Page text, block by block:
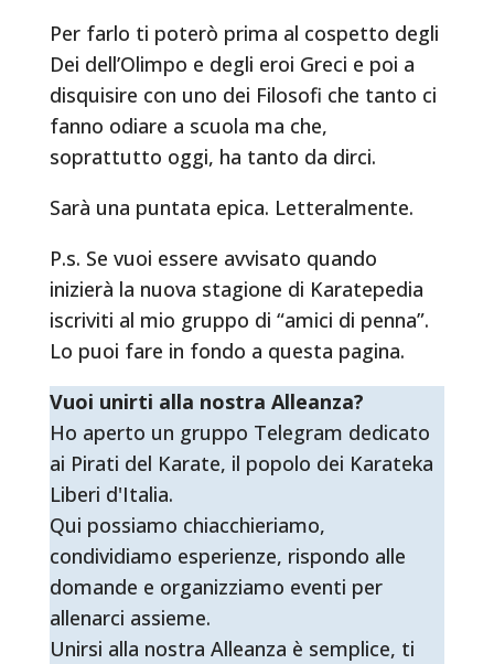
Per farlo ti poterò prima al cospetto degli
Dei dell’Olimpo e degli eroi Greci e poi a
disquisire con uno dei Filosofi che tanto ci
fanno odiare a scuola ma che,
soprattutto oggi, ha tanto da dirci.
Sarà una puntata epica. Letteralmente.
P.s. Se vuoi essere avvisato quando
inizierà la nuova stagione di Karatepedia
iscriviti al mio gruppo di “amici di penna”.
Lo puoi fare in fondo a questa pagina.
Vuoi unirti alla nostra Alleanza?
Ho aperto un gruppo Telegram dedicato
ai Pirati del Karate, il popolo dei Karateka
Liberi d'Italia.
Qui possiamo chiacchieriamo,
condividiamo esperienze, rispondo alle
domande e organizziamo eventi per
allenarci assieme.
Unirsi alla nostra Alleanza è semplice, ti